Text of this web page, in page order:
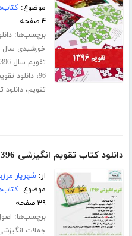
موضوع:
۴ صفحه
برچسب‌ها:
خورشیدی سال 1396
تقویم سال 1396 با فرمت پی دی اف
96،دانلود
تقویم،دانلود
دانلود کتاب تقویم انگیزشی 1396
از:شهریار
موضوع:
۳۹ صفحه
برچسب‌ها:
جملات